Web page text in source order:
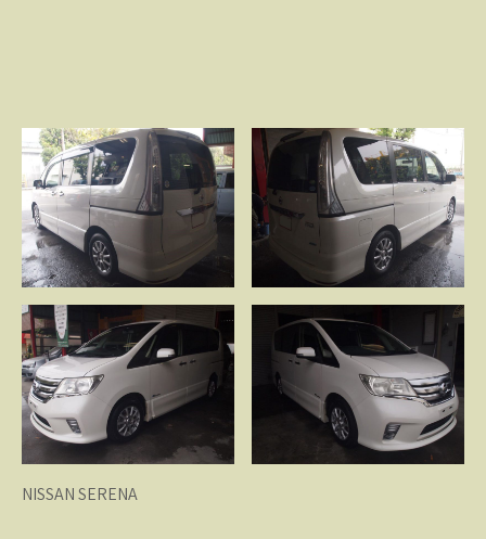
NISSAN SERENA